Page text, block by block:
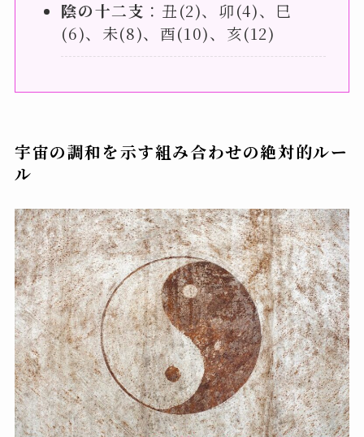
陰の十二支 ：丑(2)、卯(4)、巳
(6)、未(8)、酉(10)、亥(12)
宇宙の調和を示す組み合わせの絶対的ルー
ル